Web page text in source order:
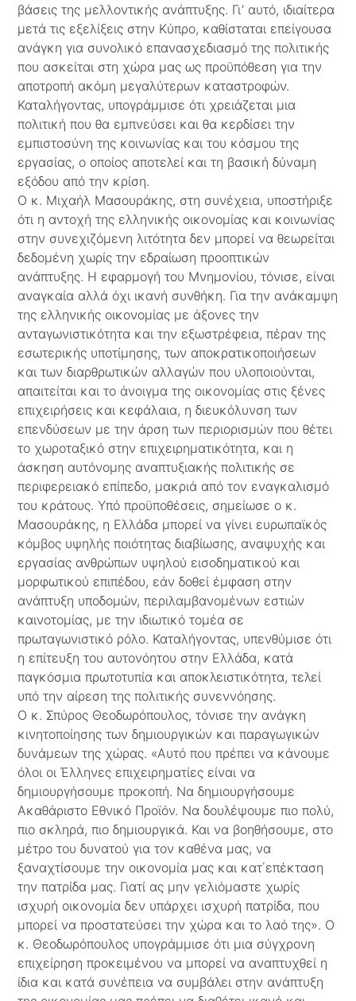
βάσεις της μελλοντικής ανάπτυξης. Γι’ αυτό, ιδιαίτερα
μετά τις εξελίξεις στην Κύπρο, καθίσταται επείγουσα
ανάγκη για συνολικό επανασχεδιασμό της πολιτικής
που ασκείται στη χώρα μας ως προϋπόθεση για την
αποτροπή ακόμη μεγαλύτερων καταστροφών.
Καταλήγοντας, υπογράμμισε ότι χρειάζεται μια
πολιτική που θα εμπνεύσει και θα κερδίσει την
εμπιστοσύνη της κοινωνίας και του κόσμου της
εργασίας, ο οποίος αποτελεί και τη βασική δύναμη
εξόδου από την κρίση.
Ο κ. Μιχαήλ Μασουράκης, στη συνέχεια, υποστήριξε
ότι η αντοχή της ελληνικής οικονομίας και κοινωνίας
στην συνεχιζόμενη λιτότητα δεν μπορεί να θεωρείται
δεδομένη χωρίς την εδραίωση προοπτικών
ανάπτυξης. Η εφαρμογή του Μνημονίου, τόνισε, είναι
αναγκαία αλλά όχι ικανή συνθήκη. Για την ανάκαμψη
της ελληνικής οικονομίας με άξονες την
ανταγωνιστικότητα και την εξωστρέφεια, πέραν της
εσωτερικής υποτίμησης, των αποκρατικοποιήσεων
και των διαρθρωτικών αλλαγών που υλοποιούνται,
απαιτείται και το άνοιγμα της οικονομίας στις ξένες
επιχειρήσεις και κεφάλαια, η διευκόλυνση των
επενδύσεων με την άρση των περιορισμών που θέτει
το χωροταξικό στην επιχειρηματικότητα, και η
άσκηση αυτόνομης αναπτυξιακής πολιτικής σε
περιφερειακό επίπεδο, μακριά από τον εναγκαλισμό
του κράτους. Υπό προϋποθέσεις, σημείωσε ο κ.
Μασουράκης, η Ελλάδα μπορεί να γίνει ευρωπαϊκός
κόμβος υψηλής ποιότητας διαβίωσης, αναψυχής και
εργασίας ανθρώπων υψηλού εισοδηματικού και
μορφωτικού επιπέδου, εάν δοθεί έμφαση στην
ανάπτυξη υποδομών, περιλαμβανομένων εστιών
καινοτομίας, με την ιδιωτικό τομέα σε
πρωταγωνιστικό ρόλο. Καταλήγοντας, υπενθύμισε ότι
η επίτευξη του αυτονόητου στην Ελλάδα, κατά
παγκόσμια πρωτοτυπία και αποκλειστικότητα, τελεί
υπό την αίρεση της πολιτικής συνεννόησης.
Ο κ. Σπύρος Θεοδωρόπουλος, τόνισε την ανάγκη
κινητοποίησης των δημιουργικών και παραγωγικών
δυνάμεων της χώρας. «Αυτό που πρέπει να κάνουμε
όλοι οι Έλληνες επιχειρηματίες είναι να
δημιουργήσουμε προκοπή. Να δημιουργήσουμε
Ακαθάριστο Εθνικό Προϊόν. Να δουλέψουμε πιο πολύ,
πιο σκληρά, πιο δημιουργικά. Και να βοηθήσουμε, στο
μέτρο του δυνατού για τον καθένα μας, να
ξαναχτίσουμε την οικονομία μας και κατ΄επέκταση
την πατρίδα μας. Γιατί ας μην γελιόμαστε χωρίς
ισχυρή οικονομία δεν υπάρχει ισχυρή πατρίδα, που
μπορεί να προστατεύσει την χώρα και το λαό της». Ο
κ. Θεοδωρόπουλος υπογράμμισε ότι μια σύγχρονη
επιχείρηση προκειμένου να μπορεί να αναπτυχθεί η
ίδια και κατά συνέπεια να συμβάλει στην ανάπτυξη